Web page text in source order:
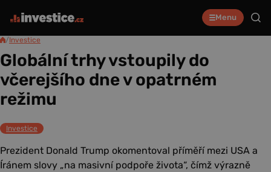
Menu
/Investice
Globální trhy vstoupily do
včerejšího dne v opatrném
režimu
Investice
Prezident Donald Trump okomentoval příměří mezi USA a
Íránem slovy „na masivní podpoře života“, čímž výrazně